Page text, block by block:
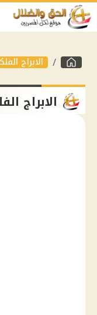
الابراج
الابراج